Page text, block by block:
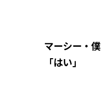
マーシー・僕
「はい」